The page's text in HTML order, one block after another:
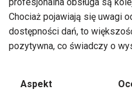
Chociaż pojawiają się uwagi
dostępności dań, to
pozytywna, co świadczy o
Aspekt